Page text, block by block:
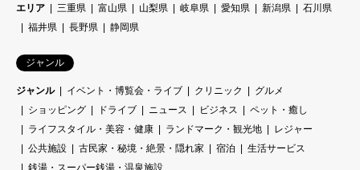
エリア
三重県 富山県 山梨県 岐阜県 愛知県 新潟県
石川県
福井県
長野県 静岡県
ジャンル
ジャンル イベント・博覧会・ライブ クリニック
グルメ
ショッピング
ドライブ ニュース ビジネス
ペット・癒し
ライフスタイル・美容・健康
ランドマーク・観光地
レジャー
公共施設
古民家・秘境・絶景・隠れ家 宿泊
生活サービス